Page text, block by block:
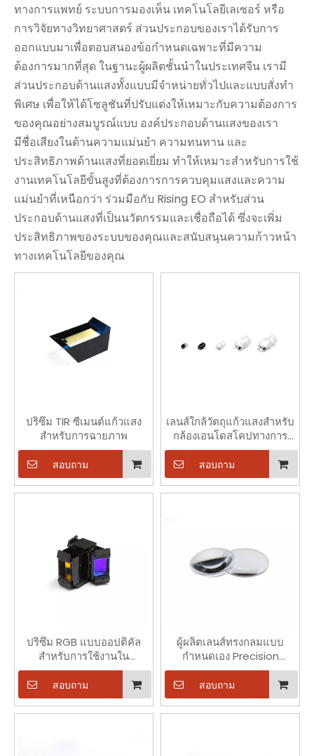
ทางการแพทย์ ระบบการมองเห็น เทคโนโลยีเลเซอร์ หรือ
การวิจัยทางวิทยาศาสตร์ ส่วนประกอบของเราได้รับการ
ออกแบบมาเพื่อตอบสนองข้อกำหนดเฉพาะที่มีความ
ต้องการมากที่สุด ในฐานะผู้ผลิตชั้นนำในประเทศจีน เรามี
ส่วนประกอบด้านแสงทั้งแบบมีจำหน่ายทั่วไปและแบบสั่งทำ
พิเศษ เพื่อให้ได้โซลูชันที่ปรับแต่งให้เหมาะกับความต้องการ
ของคุณอย่างสมบูรณ์แบบ องค์ประกอบด้านแสงของเรา
มีชื่อเสียงในด้านความแม่นยำ ความทนทาน และ
ประสิทธิภาพด้านแสงที่ยอดเยี่ยม ทำให้เหมาะสำหรับการใช้
งานเทคโนโลยีขั้นสูงที่ต้องการการควบคุมแสงและความ
แม่นยำที่เหนือกว่า ร่วมมือกับ Rising EO สำหรับส่วน
ประกอบด้านแสงที่เป็นนวัตกรรมและเชื่อถือได้ ซึ่งจะเพิ่ม
ประสิทธิภาพของระบบของคุณและสนับสนุนความก้าวหน้า
ทางเทคโนโลยีของคุณ
ปริซึม TIR ซีเมนต์แก้วแสง
สำหรับการฉายภาพ
สอบถาม
เลนส์ใกล้วัตถุแก้วแสงสำหรับ
กล้องเอนโดสโคปทางการ
แพทย์
สอบถาม
ปริซึม RGB แบบออปติคัล
สำหรับการใช้งานใน
อุตสาหกรรมและการแพทย์
สอบถาม
ผู้ผลิตเลนส์ทรงกลมแบบ
กำหนดเอง Precision
Optics 0.8 มม
สอบถาม